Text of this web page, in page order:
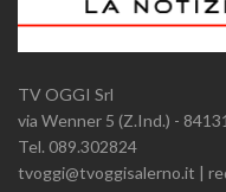
TV OGGI Srl
via Wenner 5 (Z.Ind.) -
Tel. 089.302824
tvoggi@tvoggisalerno.it |